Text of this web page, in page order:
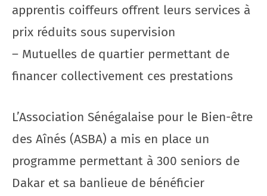
apprentis coiffeurs offrent leurs services à
prix réduits sous supervision
– Mutuelles de quartier permettant de
financer collectivement ces prestations
L’Association Sénégalaise pour le Bien-être
des Aînés (ASBA) a mis en place un
programme permettant à 300 seniors de
Dakar et sa banlieue de bénéficier